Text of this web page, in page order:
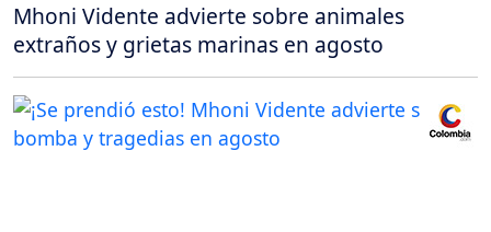
Mhoni Vidente advierte sobre animales
extraños y grietas marinas en agosto